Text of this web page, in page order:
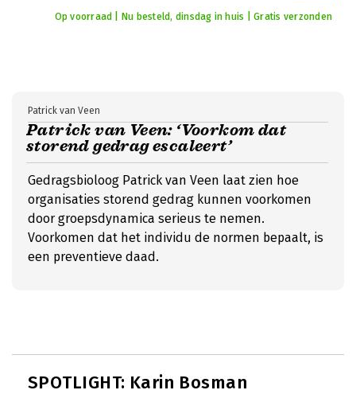
Op voorraad | Nu besteld, dinsdag in huis | Gratis verzonden
Patrick van Veen: ‘Voorkom dat
storend gedrag escaleert’
Patrick van Veen
Gedragsbioloog Patrick van Veen laat zien hoe
organisaties storend gedrag kunnen voorkomen
door groepsdynamica serieus te nemen.
Voorkomen dat het individu de normen bepaalt, is
een preventieve daad.
SPOTLIGHT: Karin Bosman